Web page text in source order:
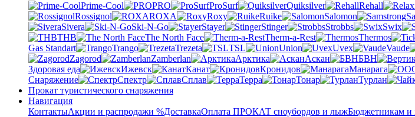
Prime-Cool
PRO ProSurf Quiksilver Rehall
Rossignol
ROXA Roxy Ruike Salomon
Sivera
Ski-N-Go Stayer Stinger Strobbs Swix
THB
The North Face Therm-a-Rest Thermos
Gas Standart
Trango Trezeta TSL Union Uvex Vaude
Zagorod
Zamberlan Арктика Аскан БВН
Здоровая еда
Ижевск Канат Кронидов Манарага
Снаряжение
Спектр Сплав Терра Тонар Турлан
Прокат туристического снаряжения
Навигация
КонтактыАкции и распродажи %ДоставкаОплата ПРОКАТ сноубордов и лыжБюджетникам и